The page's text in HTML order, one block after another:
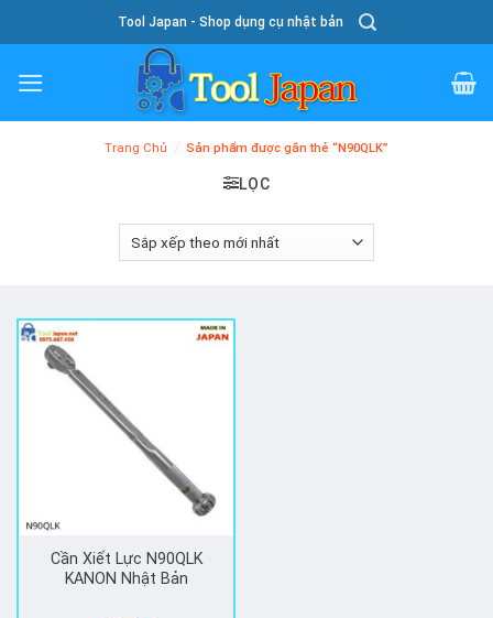
To
Content
Tool Japan - Shop dụng cụ nhật bản
Trang Chủ / Sản phẩm được gắn thẻ “N90QLK”
LỌC
Cần Xiết Lực N90QLK
KANON Nhật Bản